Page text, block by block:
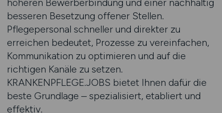
höheren Bewerberbindung und einer nachhaltig
besseren Besetzung offener Stellen.
Pflegepersonal schneller und direkter zu
erreichen bedeutet, Prozesse zu vereinfachen,
Kommunikation zu optimieren und auf die
richtigen Kanäle zu setzen.
KRANKENPFLEGE.JOBS bietet Ihnen dafür die
beste Grundlage – spezialisiert, etabliert und
effektiv.